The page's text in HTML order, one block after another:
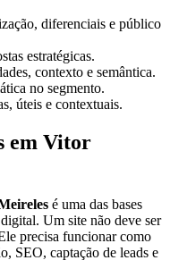
diferenciais e público
estratégicas.
contexto e semântica.
no segmento.
úteis e contextuais.
em Vitor
é uma das bases
Um site não deve ser
precisa funcionar como
SEO, captação de leads e